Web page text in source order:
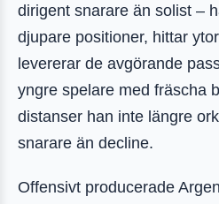
dirigent snarare än solist –
djupare positioner, hittar
levererar de avgörande
yngre spelare med fräscha
distanser han inte längre
snarare än decline.
Offensivt producerade